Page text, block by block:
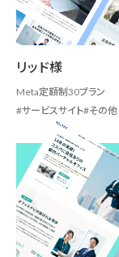
リッド様
Meta定額制30プラン
サービスサイト その他